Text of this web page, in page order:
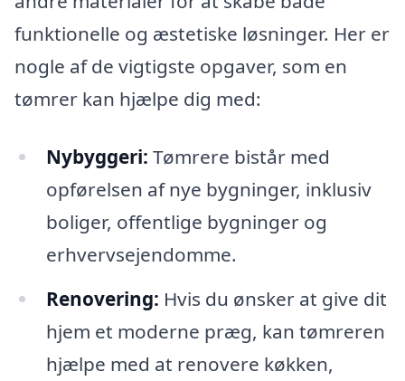
funktionelle og æstetiske løsninger. Her er
nogle af de vigtigste opgaver, som en
tømrer kan hjælpe dig med:
Nybyggeri: Tømrere bistår med
opførelsen af nye bygninger, inklusiv
boliger, offentlige bygninger og
erhvervsejendomme.
Renovering: Hvis du ønsker at give dit
hjem et moderne præg, kan tømreren
hjælpe med at renovere køkken,